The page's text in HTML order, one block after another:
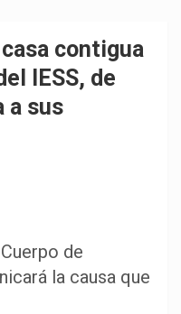
contigua
IESS, de
a sus
de
la causa que